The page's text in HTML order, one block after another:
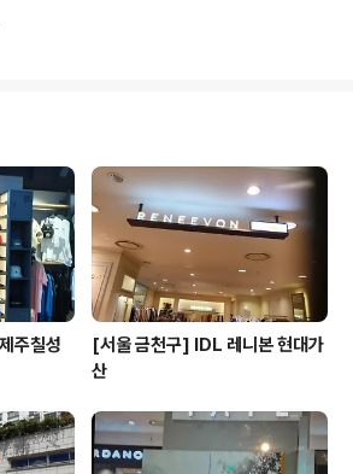
67..
화 중심가 사거리에서 인
래시장도 5일 간격으로 서
많고 가격도 저렴한 편이다.
포별 상이함 - 판매품목 :
주칠성
[서울 금천구] IDL 레니본 현대가
산